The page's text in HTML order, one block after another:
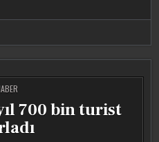
700 bin turist